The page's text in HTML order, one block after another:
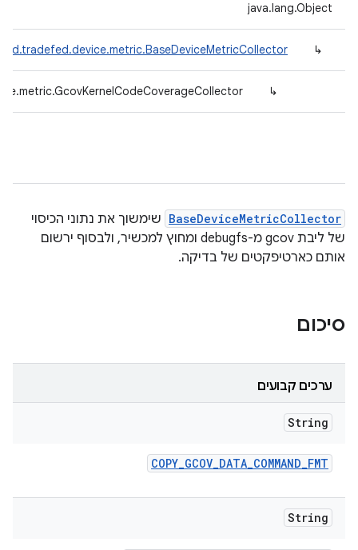
java.lang.Object
↳
↳
BaseDeviceMetricCollector שימשוך את נתוני הכיסוי
של ליבת gcov מ-debugfs ומחוץ למכשיר, ולבסוף ירשום
אותם כארטיפקטים של בדיקה.
סיכום
ערכים קבועים
String
COPY_GCOV_DATA_COMMAND_FMT
String